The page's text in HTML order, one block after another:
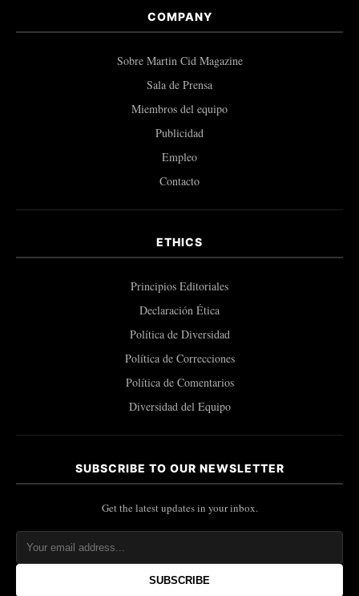
COMPANY
Sobre Martin Cid Magazine
Sala de Prensa
Miembros del equipo
Publicidad
Empleo
Contacto
ETHICS
Principios Editoriales
Declaración Ética
Política de Diversidad
Política de Correcciones
Política de Comentarios
Diversidad del Equipo
SUBSCRIBE TO OUR NEWSLETTER
Get the latest updates in your inbox.
SUBSCRIBE